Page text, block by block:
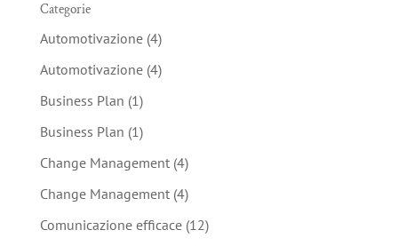
Categorie
Automotivazione(4)
Automotivazione(4)
Business Plan (1)
Business Plan (1)
Change Management(4)
Change Management(4)
Comunicazione efficace(12)